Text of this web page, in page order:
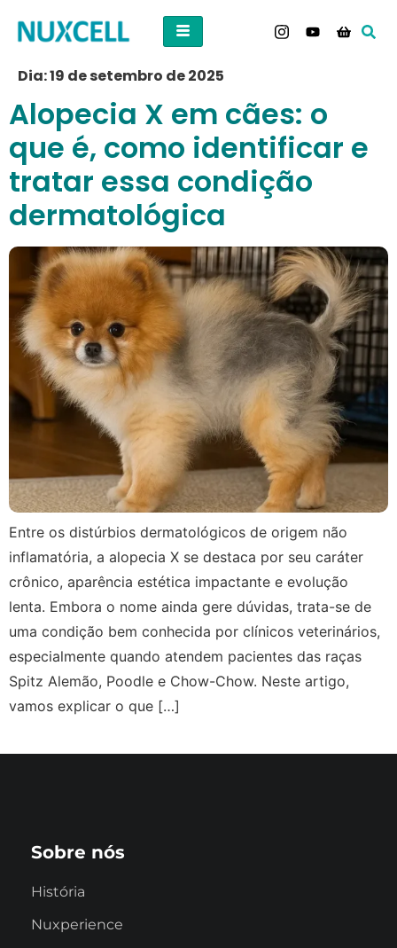
Dia:19 de setembro de 2025
Alopecia X em cães: o
que é, como identificar e
tratar essa condição
dermatológica
Entre os distúrbios dermatológicos de origem não
inflamatória, a alopecia X se destaca por seu caráter
crônico, aparência estética impactante e evolução
lenta. Embora o nome ainda gere dúvidas, trata-se de
uma condição bem conhecida por clínicos veterinários,
especialmente quando atendem pacientes das raças
Spitz Alemão, Poodle e Chow-Chow. Neste artigo,
vamos explicar o que […]
Sobre nós
História
Nuxperience